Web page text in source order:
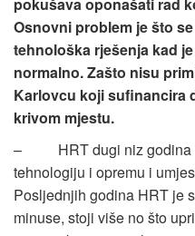
Osnovni problem je što
tehnološka rješenja kad
normalno. Zašto nisu
Karlovcu koji sufinancira
krivom mjestu.
– HRT dugi niz godina
tehnologiju i opremu i
Posljednjih godina HRT je
minuse, stoji više no što